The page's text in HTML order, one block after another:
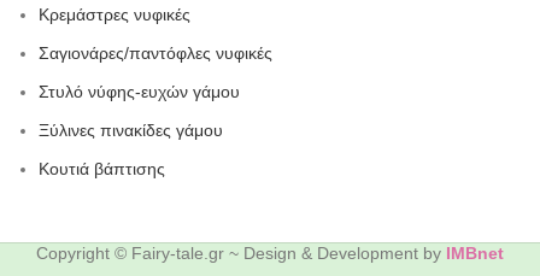
Κρεμάστρες νυφικές
Σαγιονάρες/παντόφλες νυφικές
Στυλό νύφης-ευχών γάμου
Ξύλινες πινακίδες γάμου
Κουτιά βάπτισης
Copyright © Fairy-tale.gr ~ Design & Development by IMBnet